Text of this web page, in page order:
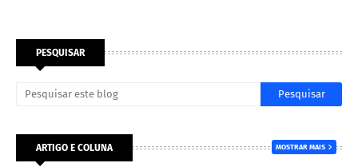
PESQUISAR
ARTIGO E COLUNA MOSTRAR MAIS